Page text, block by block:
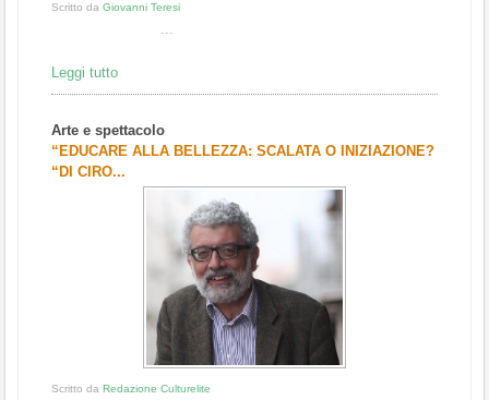
Scritto da Giovanni Teresi
...
Leggi tutto
Arte e spettacolo
“EDUCARE ALLA BELLEZZA: SCALATA O INIZIAZIONE?
“DI CIRO...
Scritto da Redazione Culturelite